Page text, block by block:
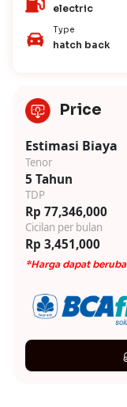
electric
Type
hatch back
Price
Estimasi Biaya
Tenor
5 Tahun
TDP
Rp 77,346,000
Cicilan per bulan
Rp 3,451,000
*Harga dapat